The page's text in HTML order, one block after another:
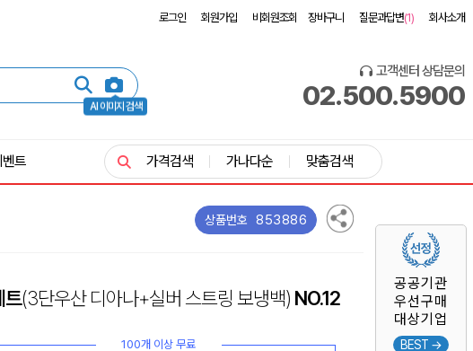
로그인 회원가입 비회원조회 장바구니 질문과답변(1) 회사소개
AI 이미지 검색
고객센터 상담문의
02.500.5900
공공기관
우선구매
대상기업
BEST →
벤트 가격검색 가나다순 맞춤검색
상품번호 853886
트(3단우산 디아나+실버 스트링 보냉백) NO.12
100개 이상 무료